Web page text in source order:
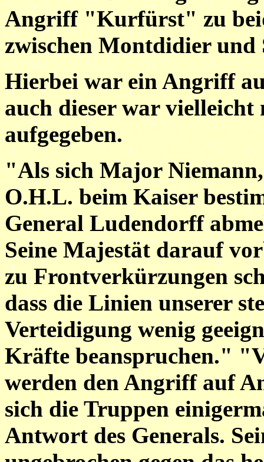
Angriff "Kurfürst" zu
zwischen Montdidier und
Hierbei war ein Angriff
auch dieser war
aufgegeben.
"Als sich Major
O.H.L. beim Kaiser
General Ludendorff
Seine Majestät darauf
zu Frontverkürzungen
dass die Linien unserer
Verteidigung wenig
Kräfte beanspruchen."
werden den Angriff auf
sich die Truppen
Antwort des Generals.